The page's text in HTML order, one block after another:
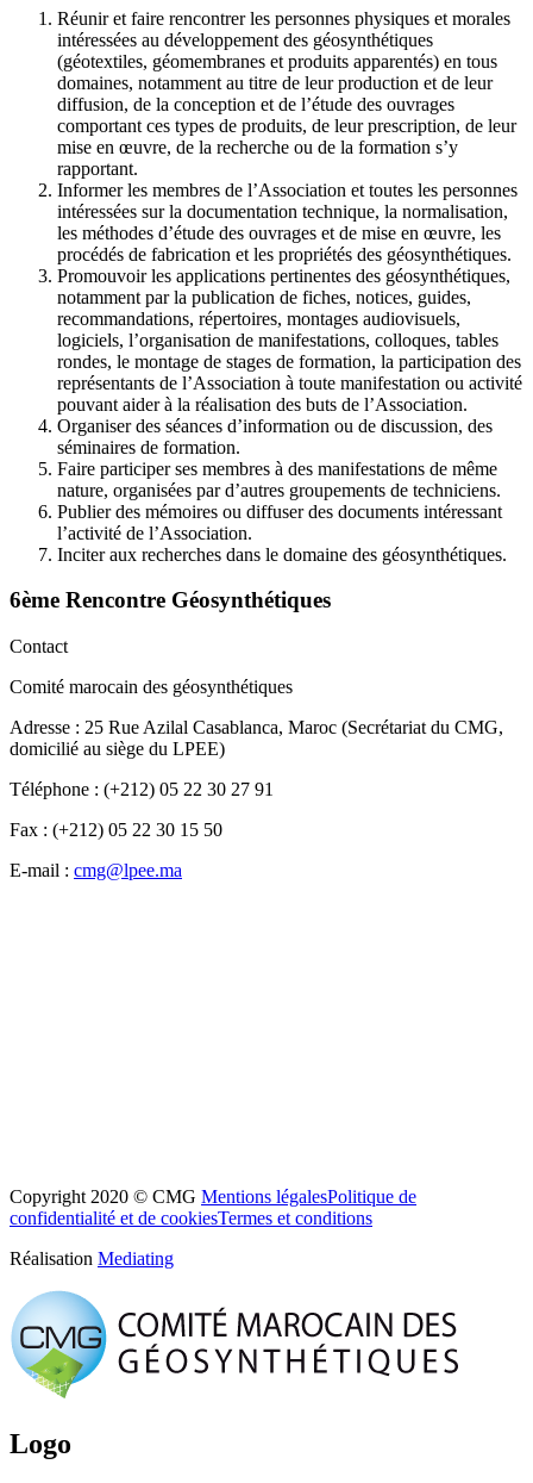
Réunir et faire rencontrer les personnes physiques et morales
intéressées au développement des géosynthétiques
(géotextiles, géomembranes et produits apparentés) en tous
domaines, notamment au titre de leur production et de leur
diffusion, de la conception et de l’étude des ouvrages
comportant ces types de produits, de leur prescription, de leur
mise en œuvre, de la recherche ou de la formation s’y
rapportant.
Informer les membres de l’Association et toutes les personnes
intéressées sur la documentation technique, la normalisation,
les méthodes d’étude des ouvrages et de mise en œuvre, les
procédés de fabrication et les propriétés des géosynthétiques.
Promouvoir les applications pertinentes des géosynthétiques,
notamment par la publication de fiches, notices, guides,
recommandations, répertoires, montages audiovisuels,
logiciels, l’organisation de manifestations, colloques, tables
rondes, le montage de stages de formation, la participation des
représentants de l’Association à toute manifestation ou activité
pouvant aider à la réalisation des buts de l’Association.
Organiser des séances d’information ou de discussion, des
séminaires de formation.
Faire participer ses membres à des manifestations de même
nature, organisées par d’autres groupements de techniciens.
Publier des mémoires ou diffuser des documents intéressant
l’activité de l’Association.
Inciter aux recherches dans le domaine des géosynthétiques.
6ème Rencontre Géosynthétiques
Contact
Comité marocain des géosynthétiques
Adresse : 25 Rue Azilal Casablanca, Maroc (Secrétariat du CMG,
domicilié au siège du LPEE)
Téléphone : (+212) 05 22 30 27 91
Fax : (+212) 05 22 30 15 50
E-mail : cmg@lpee.ma
Copyright 2020 © CMG Mentions légalesPolitique de
confidentialité et de cookiesTermes et conditions
Réalisation Mediating
Logo